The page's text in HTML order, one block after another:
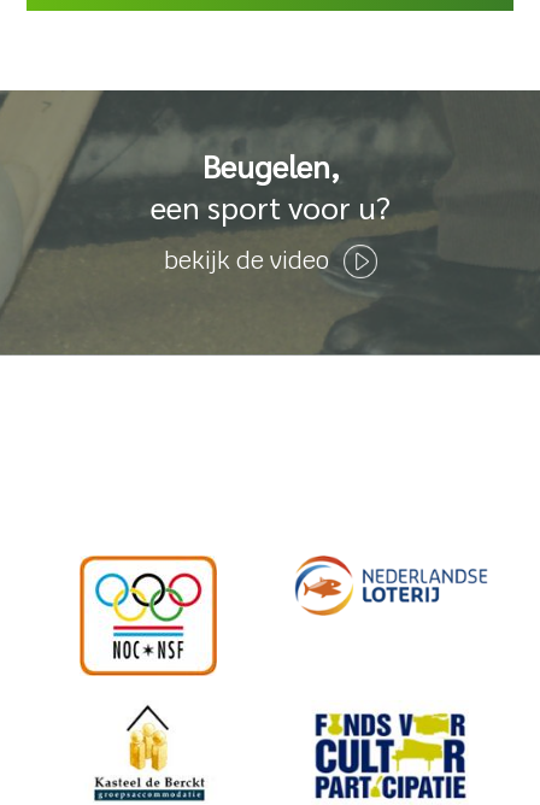
Beugelen,
een sport voor u?
bekijk de video